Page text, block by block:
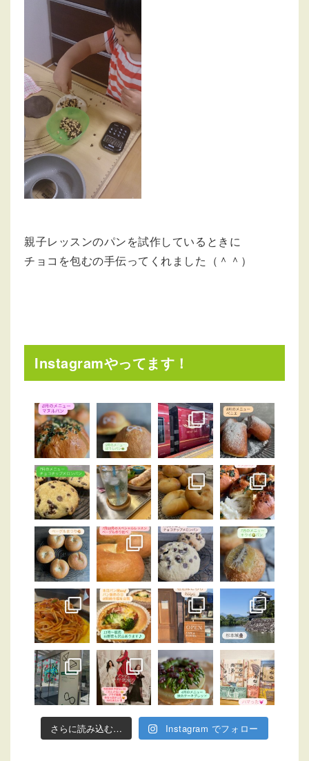
親子レッスンのパンを試作しているときに
チョコを包むの手伝ってくれました（＾＾）
Instagramやってます！
さらに読み込む… Instagram でフォロー